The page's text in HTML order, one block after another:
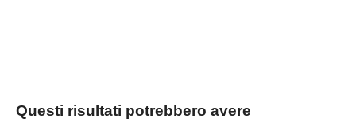
Questi risultati potrebbero avere